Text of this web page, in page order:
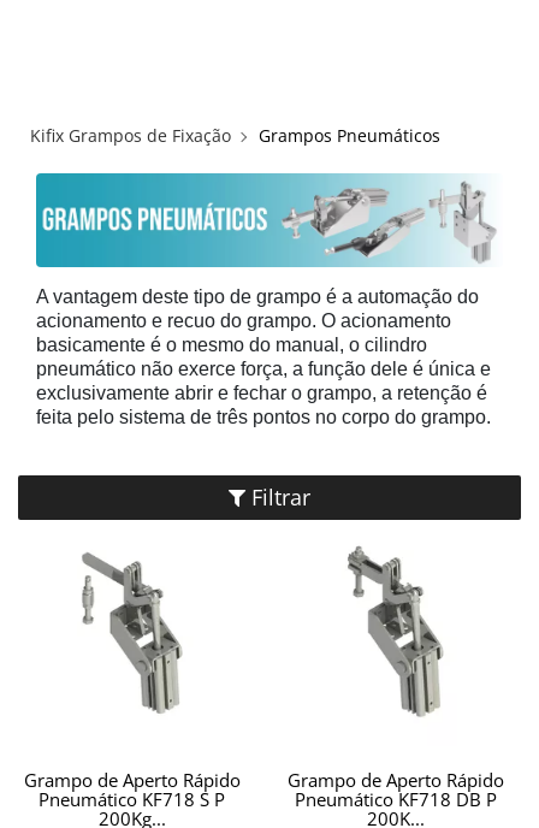
GRAMPOS C E SARGENTOS
GRAMPOS COMPRESSORES
GRAMPOS DE FIXAÇÃO DUPLA
GRAMPOS HORIZONTAIS
GRAMPOS SARGENTOS
GRAMPOS TENSORES
GRAMPOS TORPEDOS
Kifix Grampos de Fixação Grampos Pneumáticos
A vantagem deste tipo de grampo é a automação do
acionamento e recuo do grampo. O acionamento
basicamente é o mesmo do manual, o cilindro
pneumático não exerce força, a função dele é única e
exclusivamente abrir e fechar o grampo, a retenção é
feita pelo sistema de três pontos no corpo do grampo.
Filtrar
Grampo de Aperto Rápido
Pneumático KF718 S P
200Kg...
Grampo de Aperto Rápido
Pneumático KF718 DB P
200K...